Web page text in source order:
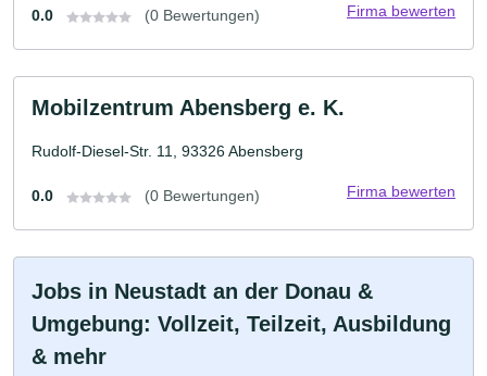
0.0 (0 Bewertungen) Firma bewerten
Mobilzentrum Abensberg e. K.
Rudolf-Diesel-Str. 11, 93326 Abensberg
0.0 (0 Bewertungen) Firma bewerten
Jobs in Neustadt an der Donau &
Umgebung: Vollzeit, Teilzeit, Ausbildung
& mehr